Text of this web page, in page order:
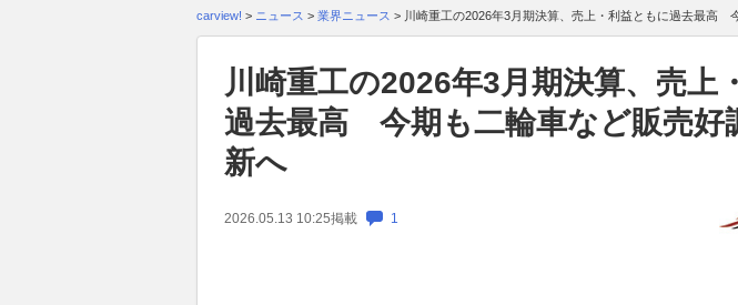
carview! > ニュース > 業界ニュース > 川崎重工の2026年3月期決算、売上・利益ともに過去最高
川崎重工の2026年3月期決算、売上
過去最高 今期も二輪車など販売好
新へ
2026.05.13 10:25掲載 1